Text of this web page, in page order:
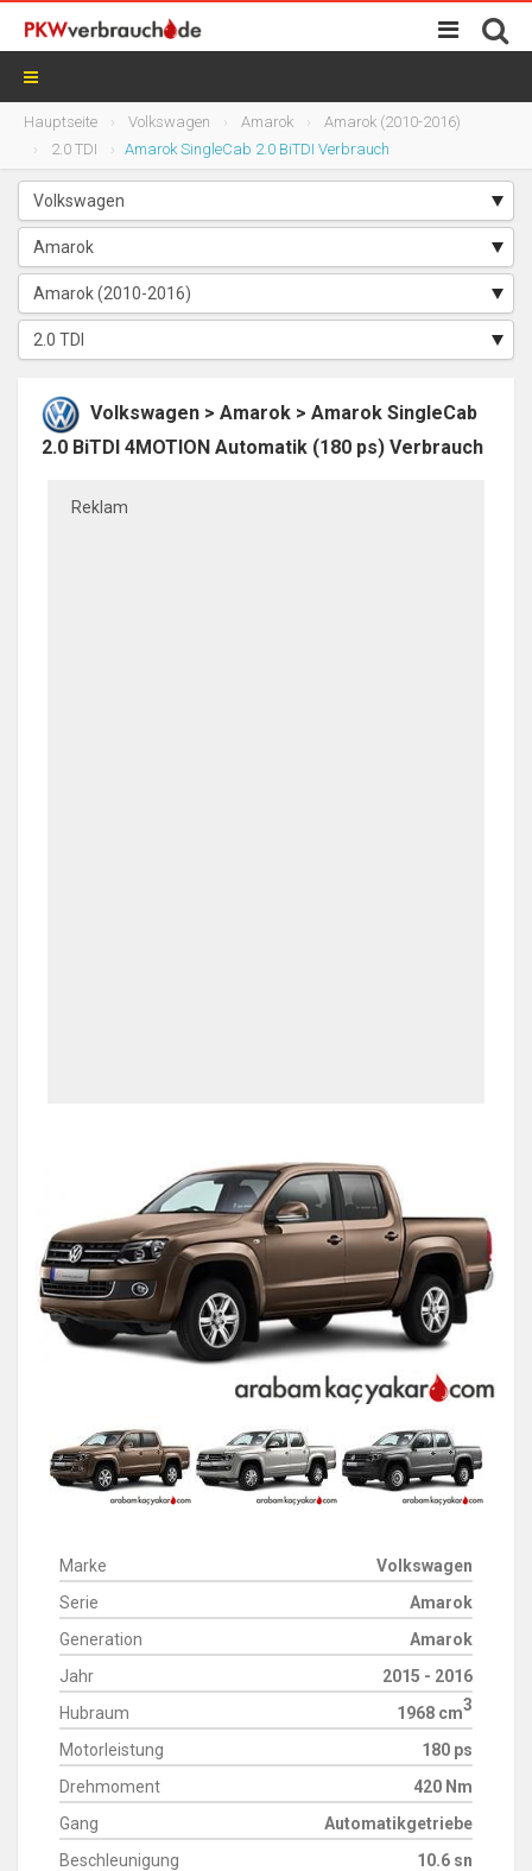
Hauptseite Volkswagen Amarok
Amarok (2010-2016)
2.0 TDI
Amarok SingleCab 2.0 BiTDI Verbrauch
Volkswagen > Amarok > Amarok SingleCab
2.0 BiTDI 4MOTION Automatik (180 ps) Verbrauch
Reklam
Volkswagen
Marke
Amarok
Serie
Amarok
Generation
2015 - 2016
Jahr
1968 cm3
Hubraum
180 ps
Motorleistung
420 Nm
Drehmoment
Automatikgetriebe
Gang
10.6 sn
Beschleunigung